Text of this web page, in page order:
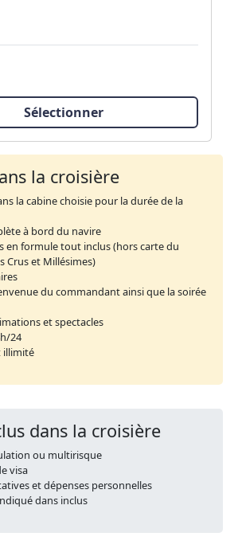
Sélectionner
la croisière
la cabine choisie pour la durée de la
à bord du navire
en formule tout inclus (hors carte du
Crus et Millésimes)
du commandant ainsi que la soirée
et spectacles
24
illimité
dans la croisière
ou multirisque
visa
et dépenses personnelles
dans inclus